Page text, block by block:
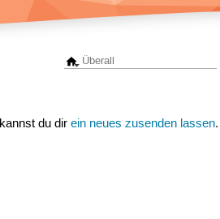
du direin neues zusenden lassen.